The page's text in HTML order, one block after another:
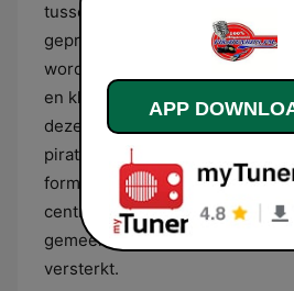
tussen non-stop muzieklijsten
gepresenteerde blokken. In de
wordt ook ruimte geboden aan
en klassiekers uit de jaren
deze passen binnen het
piratencultuur. Luisteraars
format waarbij interactie via
centrale rol speelt, wat het
gemeenschap voor liefhebbers
versterkt.
APP